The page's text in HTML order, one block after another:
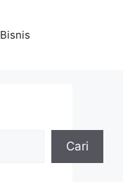
Bisnis
Cari